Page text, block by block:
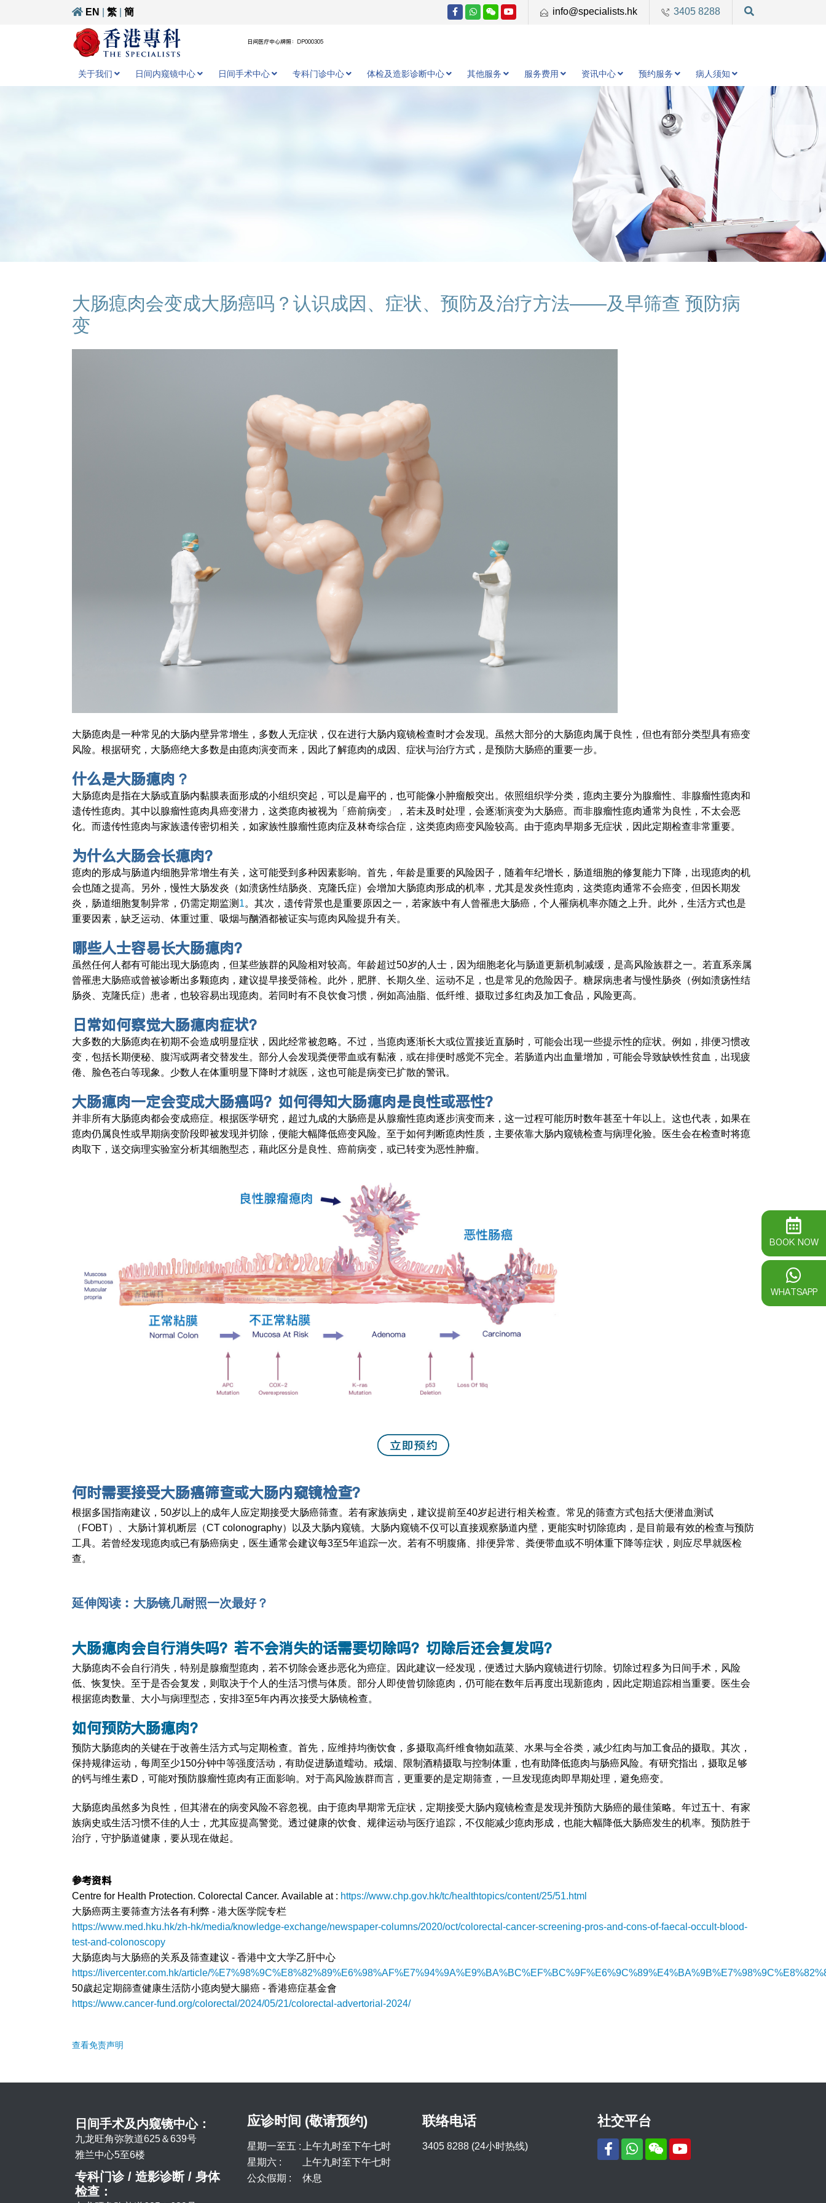
EN 繁 簡 info@specialists.hk 3405 8288
日间医疗中心牌照：DP000305
关于我们 日间内窥镜中心 日间手术中心 专科门诊中心 体检及造影诊断中心 其他服务 服务费用 资讯中心 预约服务 病人须知
大肠瘜肉会变成大肠癌吗？认识成因、症状、预防及治疗方法——及早筛查 预防病
变
大肠瘜肉是一种常见的大肠内壁异常增生，多数人无症状，仅在进行大肠内窥镜检查时才会发现。虽然大部分的大肠瘜肉属于良性，但也有部分类型具有癌变
风险。根据研究，大肠癌绝大多数是由瘜肉演变而来，因此了解瘜肉的成因、症状与治疗方式，是预防大肠癌的重要一步。
什么是大肠瘜肉 ？
大肠瘜肉是指在大肠或直肠内黏膜表面形成的小组织突起，可以是扁平的，也可能像小肿瘤般突出。依照组织学分类，瘜肉主要分为腺瘤性、非腺瘤性瘜肉和
遗传性瘜肉。其中以腺瘤性瘜肉具癌变潜力，这类瘜肉被视为「癌前病变」，若未及时处理，会逐渐演变为大肠癌。而非腺瘤性瘜肉通常为良性，不太会恶
化。而遗传性瘜肉与家族遗传密切相关，如家族性腺瘤性瘜肉症及林奇综合症，这类瘜肉癌变风险较高。由于瘜肉早期多无症状，因此定期检查非常重要。
为什么大肠会长瘜肉？
瘜肉的形成与肠道内细胞异常增生有关，这可能受到多种因素影响。首先，年龄是重要的风险因子，随着年纪增长，肠道细胞的修复能力下降，出现瘜肉的机
会也随之提高。另外，慢性大肠发炎（如溃疡性结肠炎、克隆氏症）会增加大肠瘜肉形成的机率，尤其是发炎性瘜肉，这类瘜肉通常不会癌变，但因长期发
炎，肠道细胞复制异常，仍需定期监测 1。其次，遗传背景也是重要原因之一，若家族中有人曾罹患大肠癌，个人罹病机率亦随之上升。此外，生活方式也是
重要因素，缺乏运动、体重过重、吸烟与酗酒都被证实与瘜肉风险提升有关。
哪些人士容易长大肠瘜肉？
虽然任何人都有可能出现大肠瘜肉，但某些族群的风险相对较高。年龄超过50岁的人士，因为细胞老化与肠道更新机制减缓，是高风险族群之一。若直系亲属
曾罹患大肠癌或曾被诊断出多颗瘜肉，建议提早接受筛检。此外，肥胖、长期久坐、运动不足，也是常见的危险因子。糖尿病患者与慢性肠炎（例如溃疡性结
肠炎、克隆氏症）患者，也较容易出现瘜肉。若同时有不良饮食习惯，例如高油脂、低纤维、摄取过多红肉及加工食品，风险更高。
日常如何察觉大肠瘜肉症状？
大多数的大肠瘜肉在初期不会造成明显症状，因此经常被忽略。不过，当瘜肉逐渐长大或位置接近直肠时，可能会出现一些提示性的症状。例如，排便习惯改
变，包括长期便秘、腹泻或两者交替发生。部分人会发现粪便带血或有黏液，或在排便时感觉不完全。若肠道内出血量增加，可能会导致缺铁性贫血，出现疲
倦、脸色苍白等现象。少数人在体重明显下降时才就医，这也可能是病变已扩散的警讯。
大肠瘜肉一定会变成大肠癌吗？如何得知大肠瘜肉是良性或恶性？
并非所有大肠瘜肉都会变成癌症。根据医学研究，超过九成的大肠癌是从腺瘤性瘜肉逐步演变而来，这一过程可能历时数年甚至十年以上。这也代表，如果在
瘜肉仍属良性或早期病变阶段即被发现并切除，便能大幅降低癌变风险。至于如何判断瘜肉性质，主要依靠大肠内窥镜检查与病理化验。医生会在检查时将瘜
肉取下，送交病理实验室分析其细胞型态，藉此区分是良性、癌前病变，或已转变为恶性肿瘤。
何时需要接受大肠癌筛查或大肠内窥镜检查？
根据多国指南建议，50岁以上的成年人应定期接受大肠癌筛查。若有家族病史，建议提前至40岁起进行相关检查。常见的筛查方式包括大便潜血测试
（FOBT）、大肠计算机断层（CT colonography）以及大肠内窥镜。大肠内窥镜不仅可以直接观察肠道内壁，更能实时切除瘜肉，是目前最有效的检查与预防
工具。若曾经发现瘜肉或已有肠癌病史，医生通常会建议每3至5年追踪一次。若有不明腹痛、排便异常、粪便带血或不明体重下降等症状，则应尽早就医检
查。
延伸阅读︰大肠镜几耐照一次最好？
大肠瘜肉会自行消失吗？若不会消失的话需要切除吗？切除后还会复发吗？
大肠瘜肉不会自行消失，特别是腺瘤型瘜肉，若不切除会逐步恶化为癌症。因此建议一经发现，便透过大肠内窥镜进行切除。切除过程多为日间手术，风险
低、恢复快。至于是否会复发，则取决于个人的生活习惯与体质。部分人即使曾切除瘜肉，仍可能在数年后再度出现新瘜肉，因此定期追踪相当重要。医生会
根据瘜肉数量、大小与病理型态，安排3至5年内再次接受大肠镜检查。
如何预防大肠瘜肉？
预防大肠瘜肉的关键在于改善生活方式与定期检查。首先，应维持均衡饮食，多摄取高纤维食物如蔬菜、水果与全谷类，减少红肉与加工食品的摄取。其次，
保持规律运动，每周至少150分钟中等强度活动，有助促进肠道蠕动。戒烟、限制酒精摄取与控制体重，也有助降低瘜肉与肠癌风险。有研究指出，摄取足够
的钙与维生素D，可能对预防腺瘤性瘜肉有正面影响。对于高风险族群而言，更重要的是定期筛查，一旦发现瘜肉即早期处理，避免癌变。
大肠瘜肉虽然多为良性，但其潜在的病变风险不容忽视。由于瘜肉早期常无症状，定期接受大肠内窥镜检查是发现并预防大肠癌的最佳策略。年过五十、有家
族病史或生活习惯不佳的人士，尤其应提高警觉。透过健康的饮食、规律运动与医疗追踪，不仅能减少瘜肉形成，也能大幅降低大肠癌发生的机率。预防胜于
治疗，守护肠道健康，要从现在做起。
参考资料
Centre for Health Protection. Colorectal Cancer. Available at : https://www.chp.gov.hk/tc/healthtopics/content/25/51.html
大肠癌两主要筛查方法各有利弊 - 港大医学院专栏
https://www.med.hku.hk/zh-hk/media/knowledge-exchange/newspaper-columns/2020/oct/colorectal-cancer-screening-pros-and-cons-of-faecal-occult-blood-
test-and-colonoscopy
大肠瘜肉与大肠癌的关系及筛查建议 - 香港中文大学乙肝中心
https://livercenter.com.hk/article/
50歲起定期篩查健康生活防小瘜肉變大腸癌 - 香港癌症基金會
https://www.cancer-fund.org/colorectal/2024/05/21/colorectal-advertorial-2024/
查看免责声明
日间手术及内窥镜中心：
九龙旺角弥敦道625＆639号
雅兰中心5至6楼
专科门诊 / 造影诊断 / 身体
检查：
应诊时间 (敬请预约)
星期一至五 :上午九时至下午七时
星期六 :
上午九时至下午七时
公众假期 :
休息
联络电话
3405 8288 (24小时热线)
社交平台
BOOK NOW
WHATSAPP